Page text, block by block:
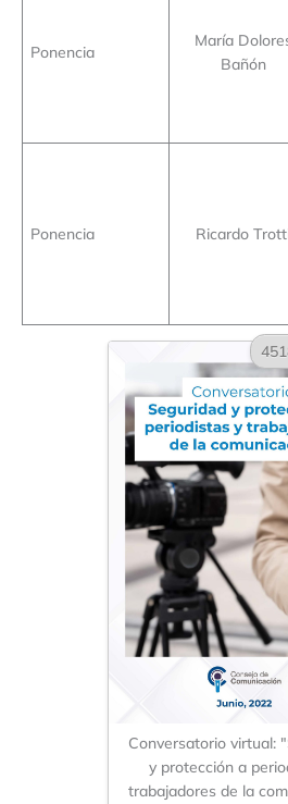
Ponencia
María
Bañón
Ponencia Ricardo
Conversatorio virtual:
y protección a
trabajadores de la